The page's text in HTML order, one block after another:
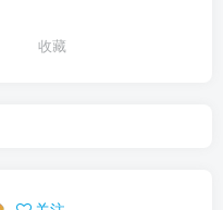
收藏